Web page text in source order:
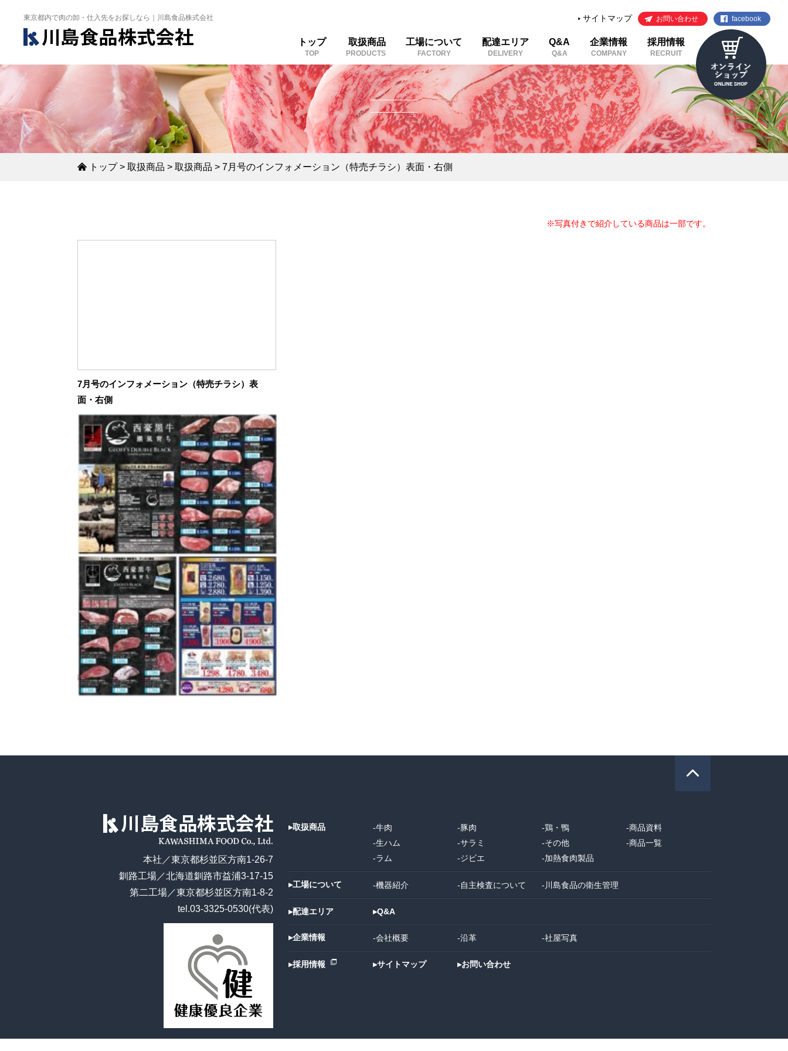
東京都内で肉の卸・仕入先をお探しなら｜川島食品株式会社 サイトマップ お問い合わせ facebook
トップ
TOP
取扱商品
PRODUCTS
工場について
FACTORY
配達エリア
DELIVERY
Q&A
Q&A
企業情報
COMPANY
採用情報
RECRUIT
トップ> 取扱商品 > 取扱商品 > 7月号のインフォメーション（特売チラシ）表面・右側
※写真付きで紹介している商品は一部です。
7月号のインフォメーション（特売チラシ）表
面・右側
▸取扱商品 -牛肉 -豚肉 -鶏・鴨 -商品資料
-生ハム -サラミ -その他 -商品一覧
-ラム -ジビエ -加熱食肉製品
▸工場について -機器紹介 -自主検査について -川島食品の衛生管理
▸配達エリア ▸Q&A
▸企業情報 -会社概要 -沿革 -社屋写真
▸採用情報 ▸サイトマップ ▸お問い合わせ
本社／東京都杉並区方南1-26-7
釧路工場／北海道釧路市益浦3-17-15
第二工場／東京都杉並区方南1-8-2
tel.03-3325-0530(代表)